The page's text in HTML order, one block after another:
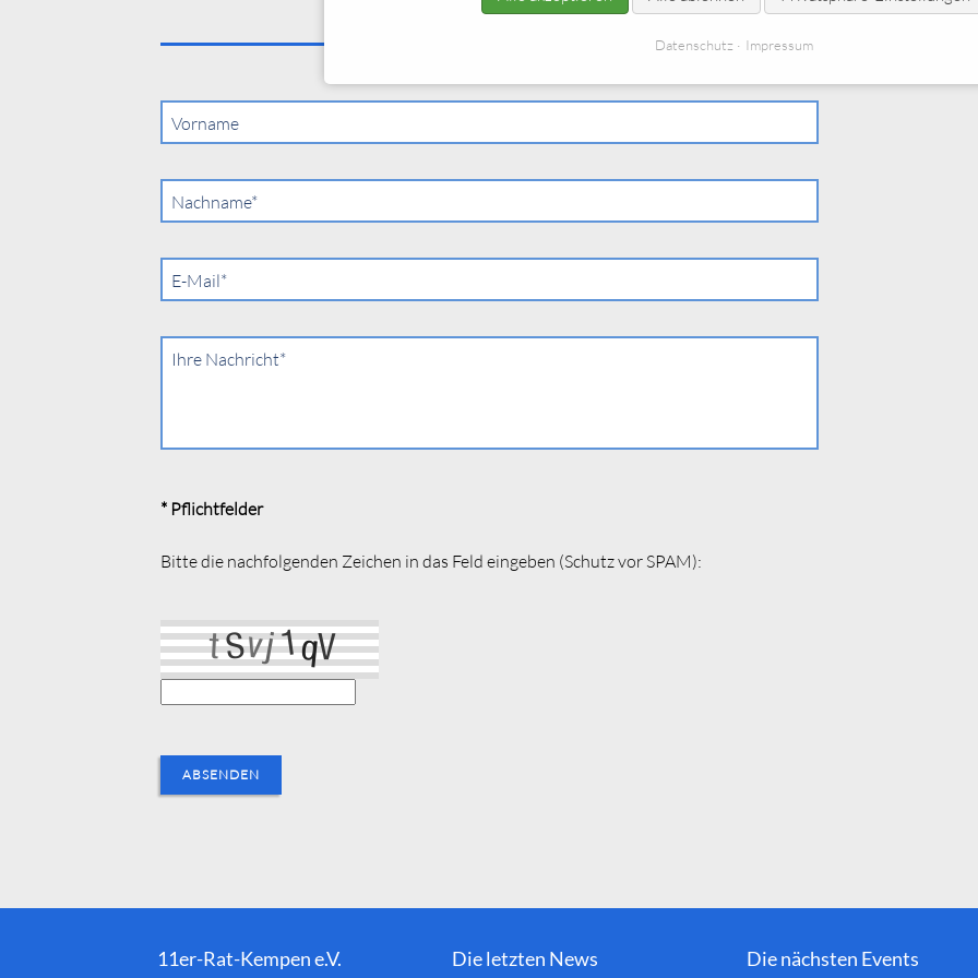
Vorname
Pflichtfeld
Nachname*
Pflichtfeld
E-Mail*
Pflichtfeld
Ihre Nachricht*
* Pflichtfelder
Bitte die nachfolgenden Zeichen in das Feld eingeben (Schutz vor SPAM):
ABSENDEN
11er-Rat-Kempen e.V. Die letzten News Die nächsten Events
Datenschutz Impressum